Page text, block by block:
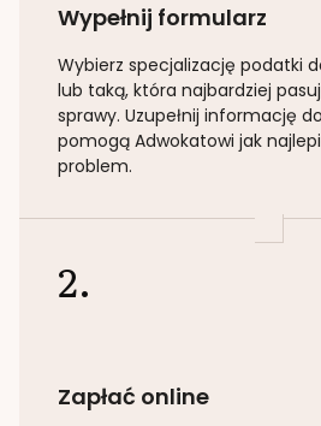
Wypełnij formularz
Wybierz specjalizację podatki
lub taką, która najbardziej
sprawy. Uzupełnij informację
pomogą Adwokatowi jak
problem.
2.
Zapłać online